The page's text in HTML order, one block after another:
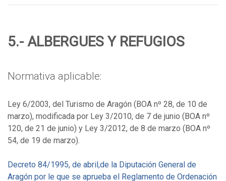
5.- ALBERGUES Y REFUGIOS
Normativa aplicable:
Ley 6/2003, del Turismo de Aragón (BOA nº 28, de 10 de
marzo), modificada por Ley 3/2010, de 7 de junio (BOA nº
120, de 21 de junio) y Ley 3/2012, de 8 de marzo (BOA nº
54, de 19 de marzo).
Decreto 84/1995, de abril,de la Diputación General de
Aragón por le que se aprueba el Reglamento de Ordenación